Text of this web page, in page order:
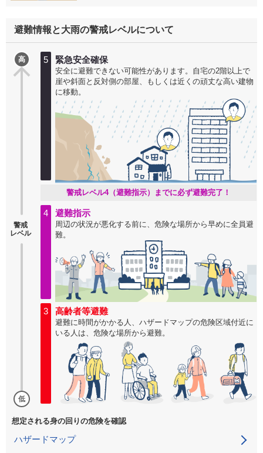
避難情報と大雨の警戒レベルについて
警戒
レベル
高 5 緊急安全確保
安全に避難できない可能性があります。自宅の2階以上で
崖や斜面と反対側の部屋、もしくは近くの頑丈な高い建物
に移動。
警戒レベル4（避難指示）までに必ず避難完了！
4 避難指示
周辺の状況が悪化する前に、危険な場所から早めに全員避
難。
低
3 高齢者等避難
避難に時間がかかる人、ハザードマップの危険区域付近に
いる人は、危険な場所から避難。
想定される身の回りの危険を確認
ハザードマップ